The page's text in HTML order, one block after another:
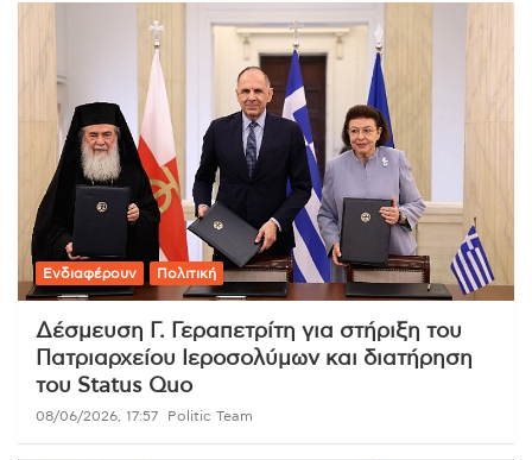
Ενδιαφέρουν Πολιτική
Δέσμευση Γ. Γεραπετρίτη για στήριξη του
Πατριαρχείου Ιεροσολύμων και διατήρηση
του Status Quo
08/06/2026, 17:57 Politic Team